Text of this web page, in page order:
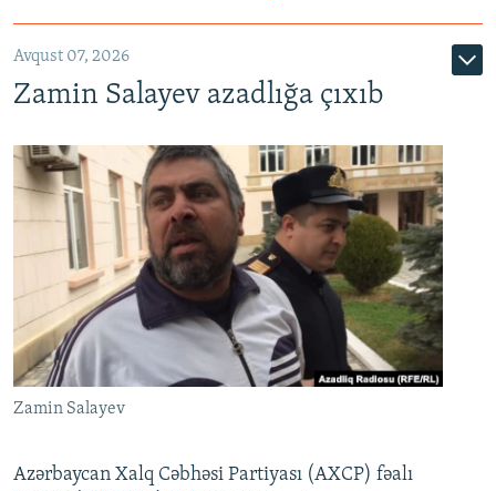
Avqust 07, 2026
Zamin Salayev azadlığa çıxıb
Zamin Salayev
Azərbaycan Xalq Cəbhəsi Partiyası (AXCP) fəalı